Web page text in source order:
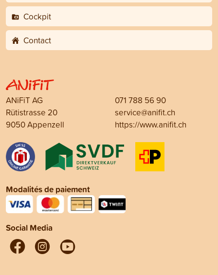
Cockpit
Contact
ANiFiT AG
Rütistrasse 20
9050 Appenzell
071 788 56 90
service@anifit.ch
https://www.anifit.ch
Modalités de paiement
Social Media